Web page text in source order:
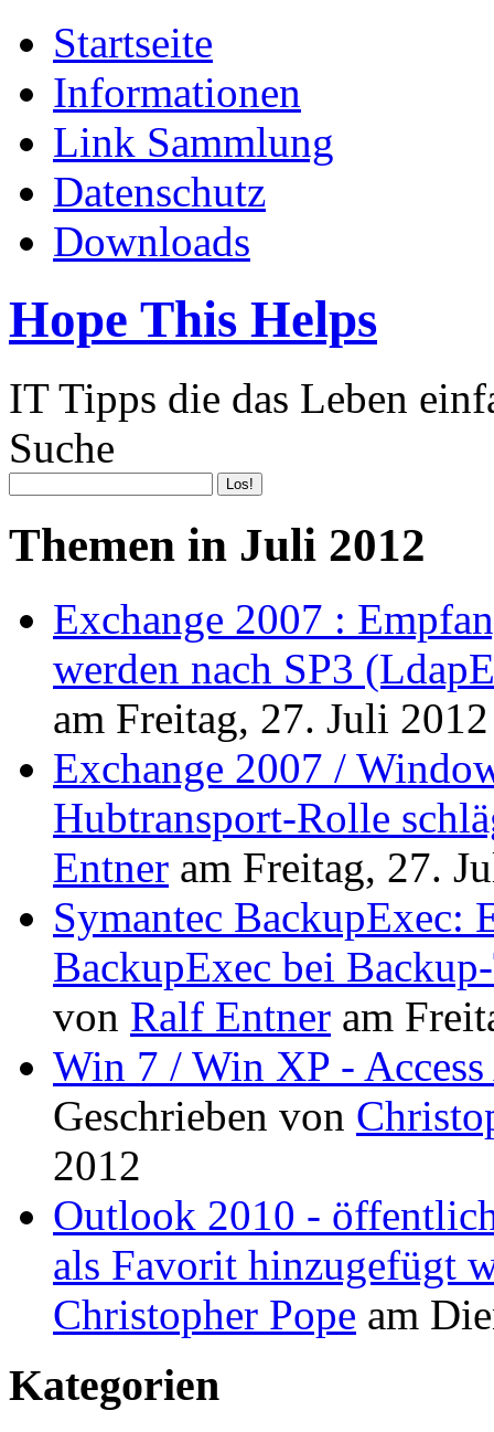
Startseite
Informationen
Link Sammlung
Datenschutz
Downloads
Hope This Helps
IT Tipps die das Leben
Suche
Themen in Juli 2012
Exchange 2007 :
werden nach SP3
am Freitag, 27. Juli 2012
Exchange 2007 /
Hubtransport-Rolle
Entner am Freitag, 27.
Symantec BackupExec:
BackupExec bei
von Ralf Entner am
Win 7 / Win XP -
Geschrieben von
2012
Outlook 2010 -
als Favorit hinzugefügt
Christopher Pope am
Kategorien